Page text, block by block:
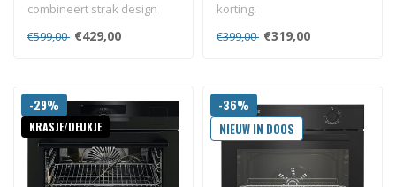
combineert strak design
met perfect bakresultaat.
Ideaal voor wi..
€599,00 €429,00
korting.
Hetelucht oven
Hydrolyse
€399,00 €319,00
-29%
KRASJE/DEUKJE
-36%
NIEUW IN DOOS